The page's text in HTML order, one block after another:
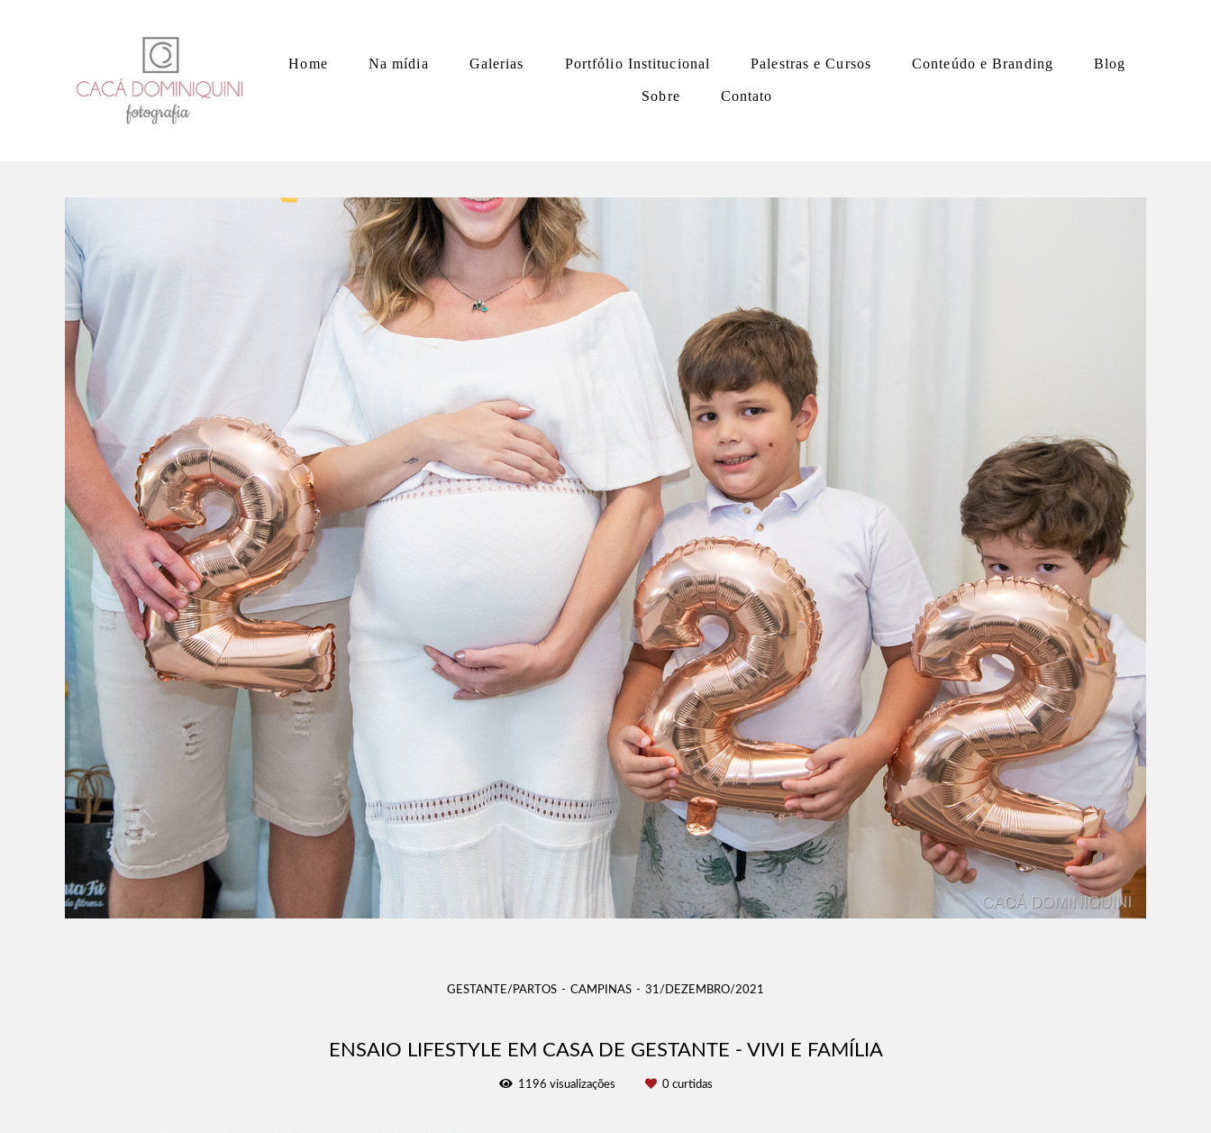
Home Na mídia Galerias Portfólio Institucional Palestras e Cursos Conteúdo e Branding Blog
Sobre Contato
GESTANTE/PARTOS CAMPINAS 31/DEZEMBRO/2021
ENSAIO LIFESTYLE EM CASA DE GESTANTE - VIVI E FAMÍLIA
1196 visualizações 0curtidas